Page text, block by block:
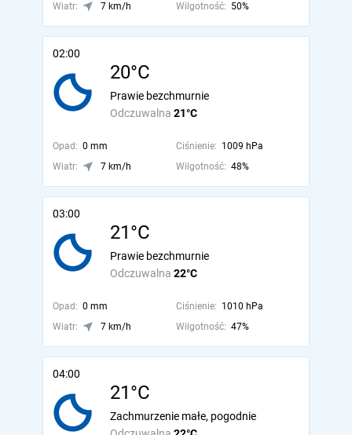
Wiatr:
7 km/h Wilgotność: 50%
02:00
20°C
Odczuwalna 21°C
Prawie bezchmurnie
Opad: 0 mm Ciśnienie: 1009 hPa
Wiatr:
7 km/h Wilgotność: 48%
03:00
21°C
Odczuwalna 22°C
Prawie bezchmurnie
Opad: 0 mm Ciśnienie: 1010 hPa
Wiatr:
7 km/h Wilgotność: 47%
04:00
21°C
Zachmurzenie małe, pogodnie